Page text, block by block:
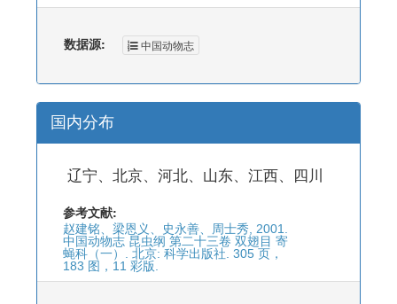
数据源: 中国动物志
国内分布
辽宁、北京、河北、山东、江西、四川
参考文献:
赵建铭、梁恩义、史永善、周士秀, 2001.
中国动物志 昆虫纲 第二十三卷 双翅目 寄
蝇科（一）. 北京: 科学出版社. 305 页，
183 图，11 彩版.